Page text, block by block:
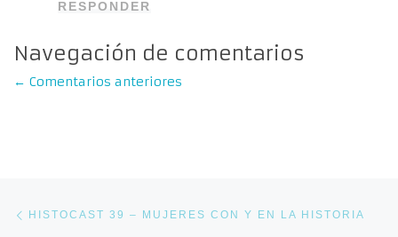
RESPONDER
Navegación de comentarios
← Comentarios anteriores
Navegación de entradas
HISTOCAST 39 – MUJERES CON Y EN LA HISTORIA